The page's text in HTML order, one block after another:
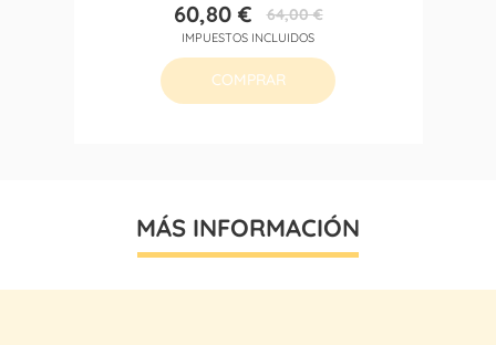
Precio
60,80 €Precio
base
64,00 €
IMPUESTOS INCLUIDOS
COMPRAR
MÁS INFORMACIÓN